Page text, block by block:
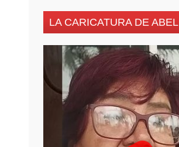
LA CARICATURA DE ABEL